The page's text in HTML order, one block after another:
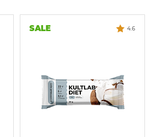
SALE 4.6